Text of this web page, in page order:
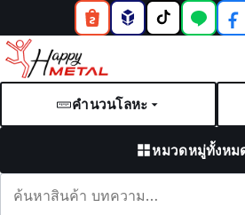
คำนวนโลหะ
หมวดหมู่ทั้งหม